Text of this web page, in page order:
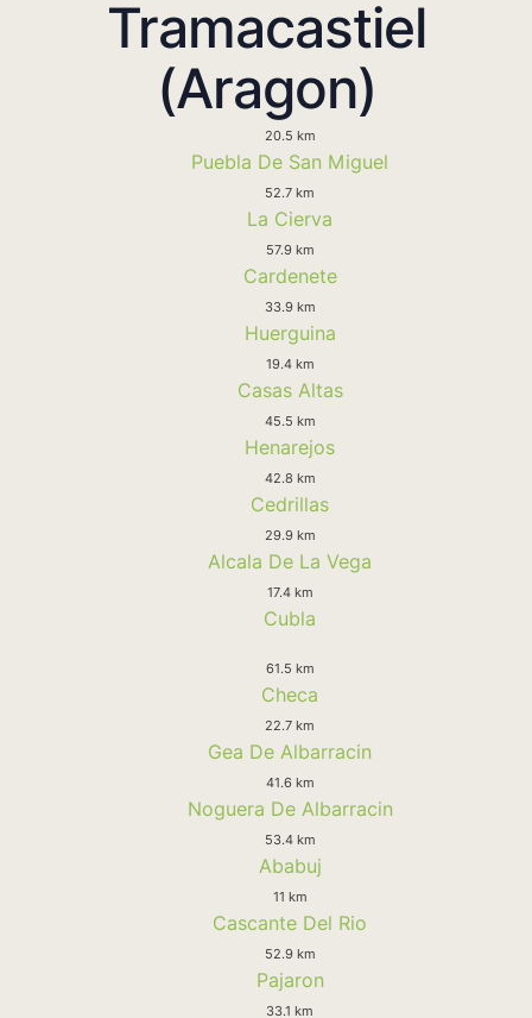
Tramacastiel
(Aragon)
20.5 km
Puebla De San Miguel
52.7 km
La Cierva
57.9 km
Cardenete
33.9 km
Huerguina
19.4 km
Casas Altas
45.5 km
Henarejos
42.8 km
Cedrillas
29.9 km
Alcala De La Vega
17.4 km
Cubla
61.5 km
Checa
22.7 km
Gea De Albarracin
41.6 km
Noguera De Albarracin
53.4 km
Ababuj
11 km
Cascante Del Rio
52.9 km
Pajaron
33.1 km